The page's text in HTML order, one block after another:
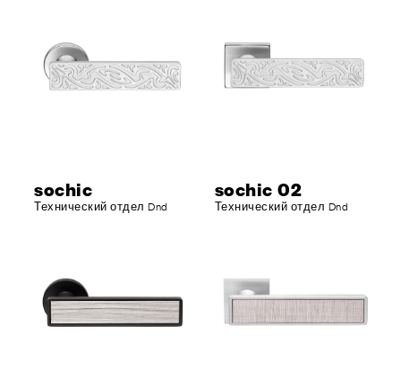
sochic
Технический отдел Dnd
sochic 02
Технический отдел Dnd